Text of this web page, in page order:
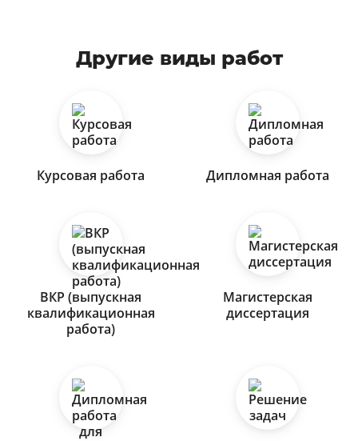
Другие виды работ
Курсовая работа Дипломная работа
ВКР (выпускная
квалификационная
работа)
Магистерская
диссертация